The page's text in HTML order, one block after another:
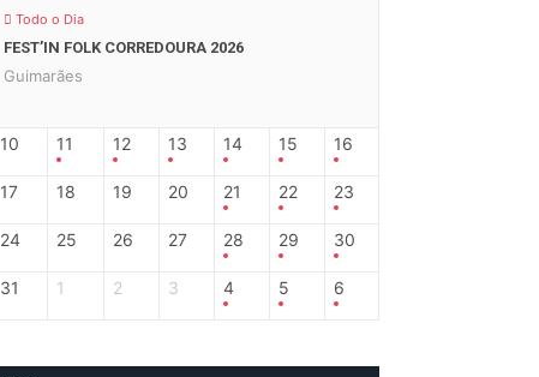
Todo o Dia
FEST’IN FOLK CORREDOURA 2026
Guimarães
10 11 12 13 14 15 16
17 18 19 20 21 22 23
24 25 26 27 28 29 30
31 1 2 3 4 5 6